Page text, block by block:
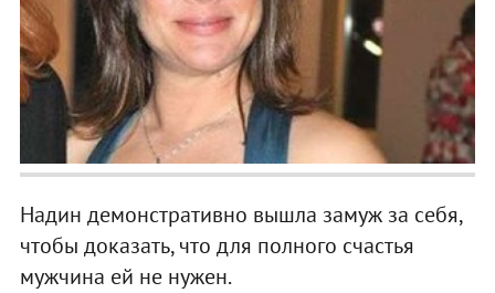
Надин демонстративно вышла замуж за себя,
чтобы доказать, что для полного счастья
мужчина ей не нужен.